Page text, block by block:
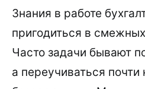
Знания в работе
пригодиться в
Часто задачи бывают
а переучиваться